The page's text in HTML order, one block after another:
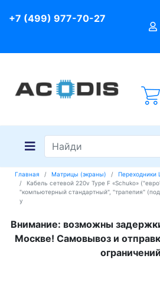
+7 (499) 977-70-27
Главная Матрицы (экраны)
Переходники
Кабель сетевой 220v Type F «Schuko»
"компьютерный стандартный", "трапепия"
у
Внимание: возможны
Москве! Самовывоз и